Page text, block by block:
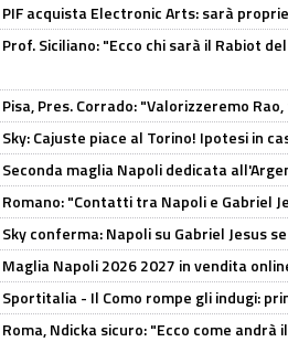
PIF acquista Electronic Arts: sarà
Prof. Siciliano: "Ecco chi sarà il Rabiot
Pisa, Pres. Corrado: "Valorizzeremo
Sky: Cajuste piace al Torino! Ipotesi in
Seconda maglia Napoli dedicata
Romano: "Contatti tra Napoli e Gabriel
Sky conferma: Napoli su Gabriel Jesus
Maglia Napoli 2026 2027 in vendita
Sportitalia - Il Como rompe gli indugi:
Roma, Ndicka sicuro: "Ecco come